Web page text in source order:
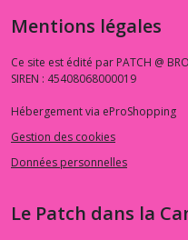
Mentions légales
Ce site est édité par PATCH @
SIREN : 45408068000019
Hébergement via eProShopping
Gestion des cookies
Données personnelles
Le Patch dans la